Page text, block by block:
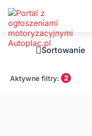
Sortowanie
Aktywne filtry: 2